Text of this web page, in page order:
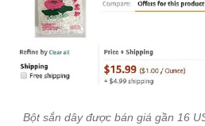
Bột sắn dây được bán giá gần 16